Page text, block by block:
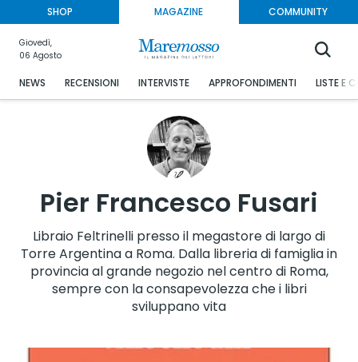
SHOP MAGAZINE COMMUNITY
Giovedì,
06 Agosto
NEWS RECENSIONI INTERVISTE APPROFONDIMENTI LISTE E
Pier Francesco Fusari
Libraio Feltrinelli presso il megastore di largo di
Torre Argentina a Roma. Dalla libreria di famiglia in
provincia al grande negozio nel centro di Roma,
sempre con la consapevolezza che i libri
sviluppano vita